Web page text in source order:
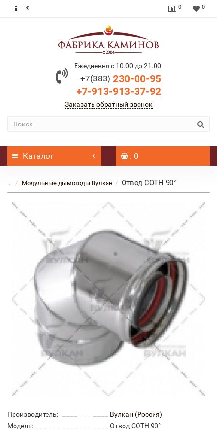
0 0
Ежедневно с 10.00 до 21.00
+7(383) 230-00-95
+7-913-913-37-92
Заказать обратный звонок
Каталог : 0
... Модульные дымоходы Вулкан Отвод COTH 90°
Производитель:
Вулкан (Россия)
Модель:
Отвод COTH 90°